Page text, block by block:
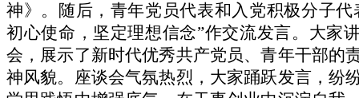
神》。随后，青年党员代表和入党积极分子代
初心使命，坚定理想信念”作交流发言。大家
会，展示了新时代优秀共产党员、青年干部的
神风貌。座谈会气氛热烈，大家踊跃发言，纷